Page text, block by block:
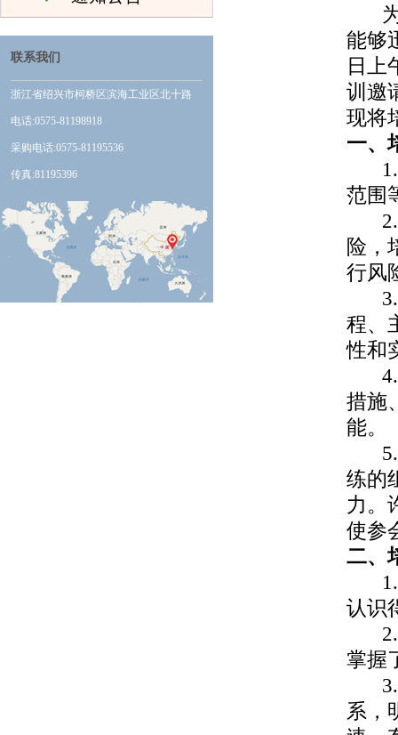
联系我们
浙江省绍兴市柯桥区滨海工业区北十路
电话:0575-81198918
采购电话:0575-81195536
传真:81195396
能够
日上
训邀
现将
一、
范围
险，
行风
程、
性和
措施
能。
练的
力。
使参
二、
认识
掌握
系，